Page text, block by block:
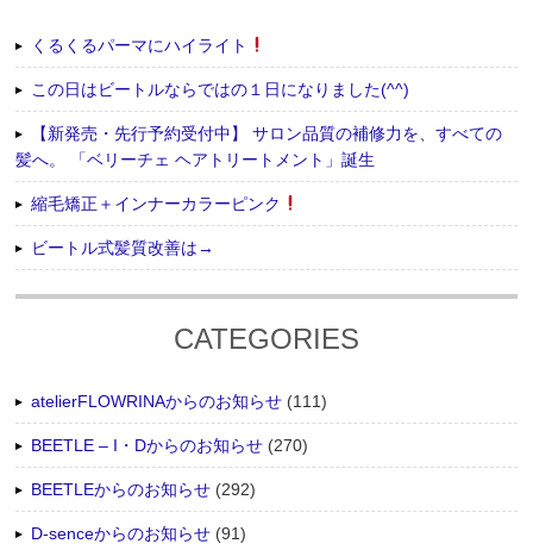
くるくるパーマにハイライト
この日はビートルならではの１日になりました(^^)
【新発売・先行予約受付中】 サロン品質の補修力を、すべての
髪へ。 「ベリーチェ ヘアトリートメント」誕生
縮毛矯正＋インナーカラーピンク
ビートル式髪質改善は→
CATEGORIES
atelierFLOWRINAからのお知らせ (111)
BEETLE – I・Dからのお知らせ (270)
BEETLEからのお知らせ (292)
D-senceからのお知らせ (91)